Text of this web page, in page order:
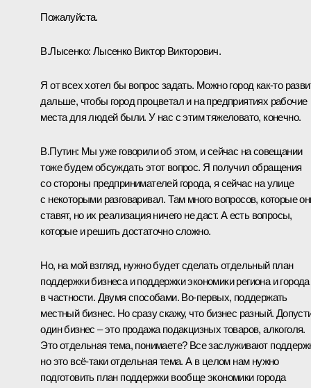
Пожалуйста.
В.Лысенко: Лысенко Виктор Викторович.
Я от всех хотел бы вопрос задать. Можно город как-то
дальше, чтобы город процветал и на предприятиях рабочие
места для людей были. У нас с этим тяжеловато, конечно.
В.Путин: Мы уже говорили об этом, и сейчас на совещании
тоже будем обсуждать этот вопрос. Я получил обращения
со стороны предпринимателей города, я сейчас на улице
с некоторыми разговаривал. Там много вопросов, которые
ставят, но их реализация ничего не даст. А есть вопросы,
которые и решить достаточно сложно.
Но, на мой взгляд, нужно будет сделать отдельный план
поддержки бизнеса и поддержки экономики региона и города
в частности. Двумя способами. Во-первых, поддержать
местный бизнес. Но сразу скажу, что бизнес разный.
один бизнес – это продажа подакцизных товаров, алкоголя.
Это отдельная тема, понимаете? Все заслуживают
но это всё-таки отдельная тема. А в целом нам нужно
подготовить план поддержки вообще экономики города